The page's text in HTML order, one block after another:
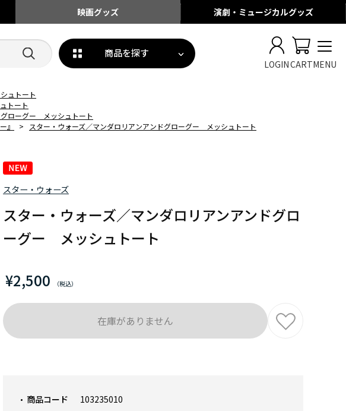
映画グッズ 演劇・ミュージカルグッズ
商品を探す
LOGINCARTMENU
ュトート
トート
グローグー メッシュトート
』 > スター・ウォーズ／マンダロリアンアンドグローグー メッシュトート
スター・ウォーズ
スター・ウォーズ／マンダロリアンアンドグロ
ーグー メッシュトート
¥2,500
商品コード
103235010
在庫がありません